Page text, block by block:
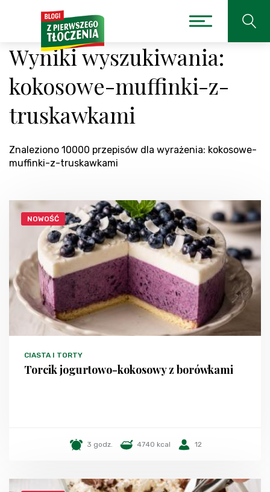
Wyniki wyszukiwania:
kokosowe-muffinki-z-
truskawkami
Znaleziono 10000 przepisów dla wyrażenia: kokosowe-
muffinki-z-truskawkami
NOWOŚĆ
CIASTA I TORTY
Torcik jogurtowo-kokosowy z borówkami
3 godz. 4740 kcal 12